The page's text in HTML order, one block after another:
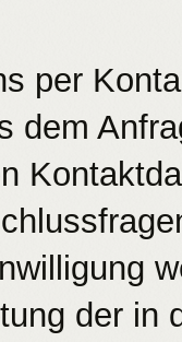
per
dem
der in